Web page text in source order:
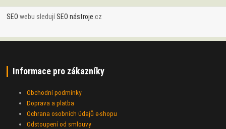
SEO webu sledujíSEO nástroje .cz
Informace pro zákazníky
Obchodní podmínky
Doprava a platba
Ochrana osobních údajů e-shopu
Odstoupení od smlouvy